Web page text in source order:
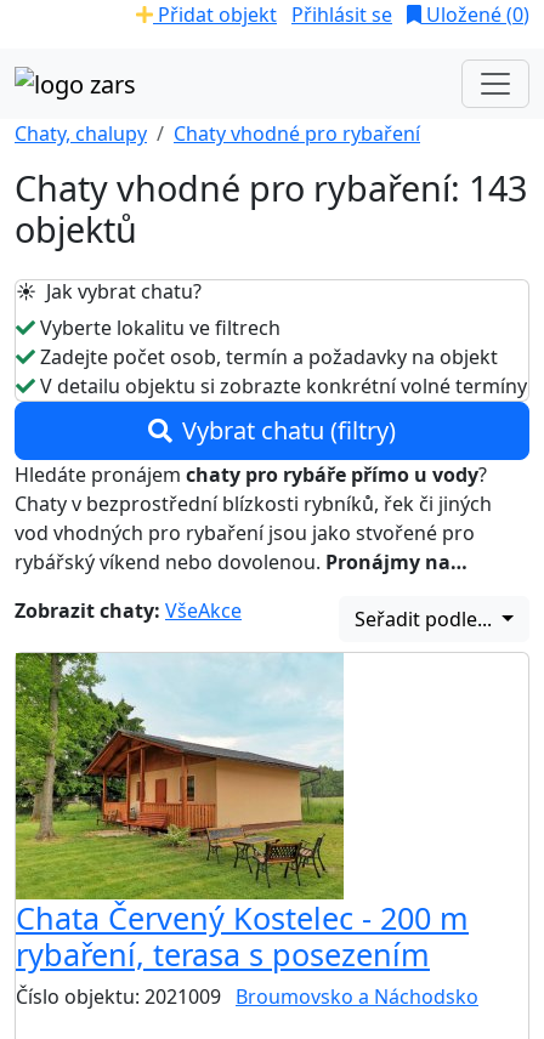
Přidat objekt Přihlásit se Uložené (0)
Chaty, chalupy Chaty vhodné pro rybaření
Chaty vhodné pro rybaření: 143
objektů
☀️ Jak vybrat chatu?
Vyberte lokalitu ve filtrech
Zadejte počet osob, termín a požadavky na objekt
V detailu objektu si zobrazte konkrétní volné termíny
Vybrat chatu (filtry)
Hledáte pronájem chaty pro rybáře přímo u vody?
Chaty v bezprostřední blízkosti rybníků, řek či jiných
vod vhodných pro rybaření jsou jako stvořené pro
rybářský víkend nebo dovolenou. Pronájmy na…
Zobrazit chaty: VšeAkce Seřadit podle...
Chata Červený Kostelec - 200 m
rybaření, terasa s posezením
Číslo objektu: 2021009 Broumovsko a Náchodsko